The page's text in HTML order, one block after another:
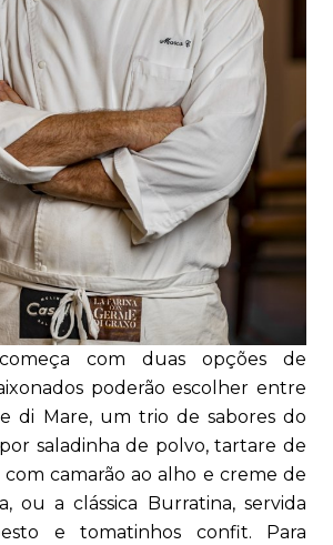
com duas opções de
poderão escolher entre
di Mare, um trio de sabores do
saladinha de polvo, tartare de
camarão ao alho e creme de
ou a clássica Burratina, servida
e tomatinhos confit. Para